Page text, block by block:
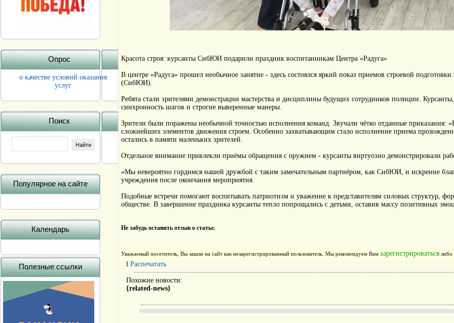
Опрос
о качестве условий оказания
услуг
Поиск
Популярное на сайте
Календарь
Полезные ссылки
Красота строя: курсанты СибЮИ подарили праздник воспитанникам Центра «Радуга»
В центре «Радуга» прошел необычное занятие - здесь состоялся яркий показ приемов строевой
(СибЮИ).
Ребята стали зрителями демонстрации мастерства и дисциплины будущих сотрудников полиции.
синхронность шагов и строгие выверенные манеры.
Зрители были поражены необычной точностью исполнения команд. Звучали чётко отданные
сложнейших элементов движения строем. Особенно захватывающим стало исполнение приема
остались в памяти маленьких зрителей.
Отдельное внимание привлекли приёмы обращения с оружием - курсанты виртуозно демонстрировали
«Мы невероятно гордимся нашей дружбой с таким замечательным партнёром, как СибЮИ, и искренне
учреждения после окончания мероприятия.
Подобные встречи помогают воспитывать патриотизм и уважение к представителям силовых структур,
обществе. В завершение праздника курсанты тепло попрощались с детьми, оставив массу позитивных
Не забудь оставить отзыв о статье.
Уважаемый посетитель, Вы зашли на сайт как незарегистрированный пользователь. Мы рекомендуем Вам зарегистрироваться либо
l Распечатать
Похожие новости:
{related-news}